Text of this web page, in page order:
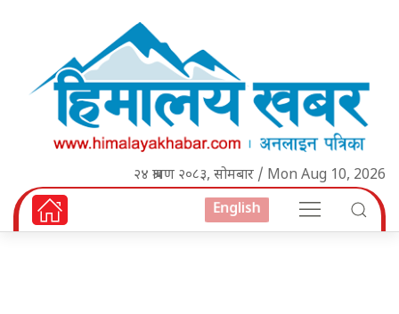
२४ श्रावण २०८३, सोमबार / Mon Aug 10, 2026
English